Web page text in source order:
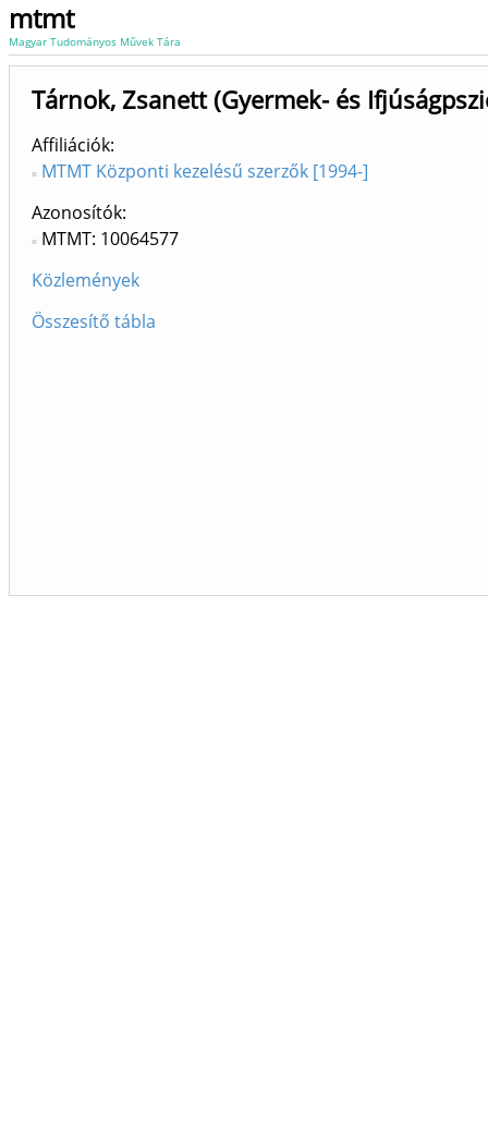
mtmt
Magyar Tudományos Művek Tára
Tárnok, Zsanett (Gyermek- és
Affiliációk
MTMT Központi kezelésű szerzők [1994-]
Azonosítók
MTMT: 10064577
Közlemények
Összesítő tábla